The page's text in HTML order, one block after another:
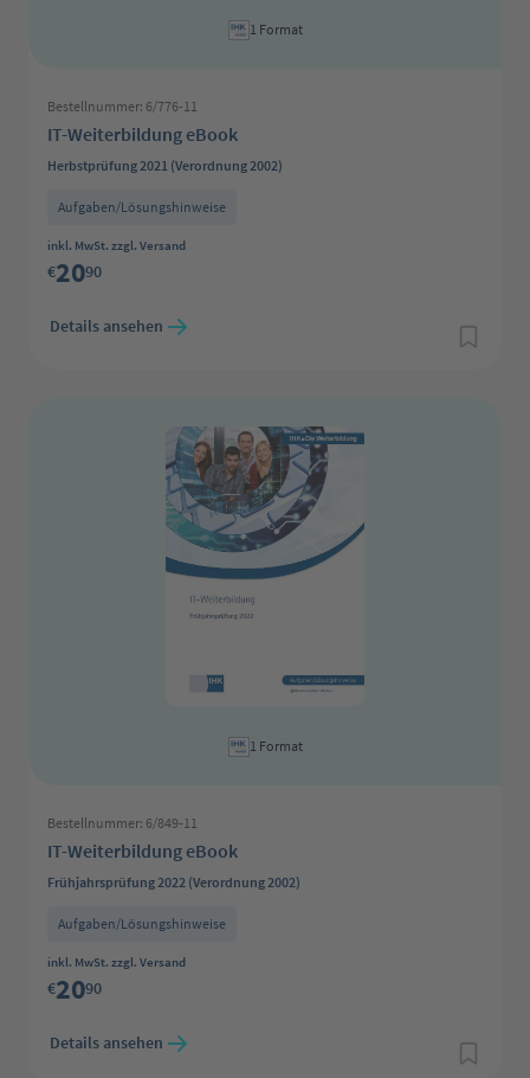
1 Format
Bestellnummer: 6/776-11
IT-Weiterbildung eBook
Herbstprüfung 2021 (Verordnung 2002)
Aufgaben/Lösungshinweise
Regulärer Preis:
inkl. MwSt. zzgl. Versand
€2090
Details ansehen
1 Format
Bestellnummer: 6/849-11
IT-Weiterbildung eBook
Frühjahrsprüfung 2022 (Verordnung 2002)
Aufgaben/Lösungshinweise
Regulärer Preis:
inkl. MwSt. zzgl. Versand
€2090
Details ansehen